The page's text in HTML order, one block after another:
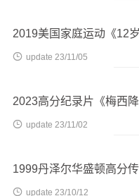
2019美国家庭运动《12岁
 update 23/11/05
2023高分纪录片《梅西
 update 23/11/02
1999丹泽尔华盛顿高分传
 update 23/10/12